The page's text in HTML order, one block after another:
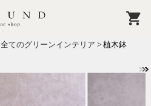
全てのグリーンインテリア > 植木鉢